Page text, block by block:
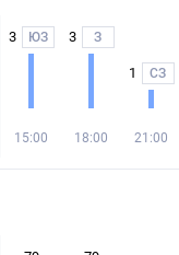
3 ЮЗ
15:00
3 З
18:00
1 СЗ
21:00